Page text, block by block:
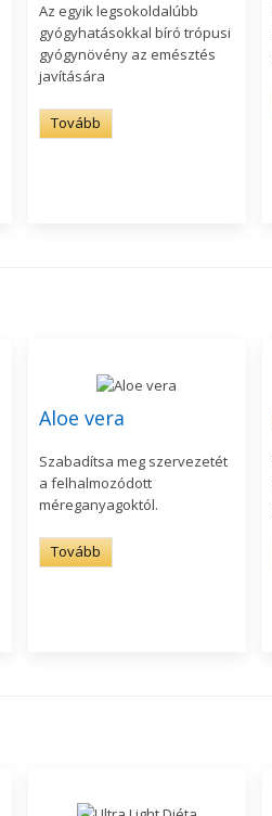
Az egyik legsokoldalúbb
gyógyhatásokkal bíró trópusi
gyógynövény az emésztés
javítására
Tovább
Aloe vera
Szabadítsa meg szervezetét
a felhalmozódott
méreganyagoktól.
Tovább